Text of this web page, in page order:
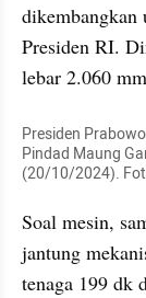
dikembangkan
Presiden RI.
lebar 2.060
Presiden
Pindad Maung
(20/10/2024).
Soal mesin,
jantung
tenaga 199 dk